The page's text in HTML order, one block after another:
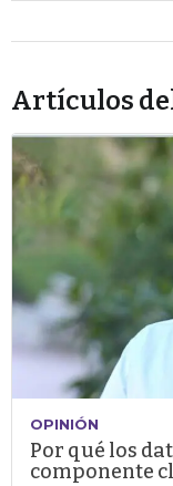
Artículos
OPINIÓN
Por qué los
componente